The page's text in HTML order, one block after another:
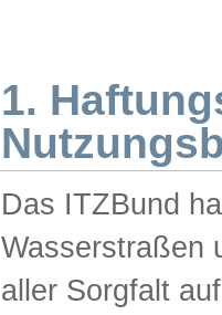
1.
Das ITZBund
Wasserstraßen
aller Sorgfalt